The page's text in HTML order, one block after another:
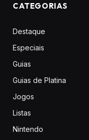
CATEGORIAS
Destaque
Especiais
Guias
Guias de Platina
Jogos
Listas
Nintendo